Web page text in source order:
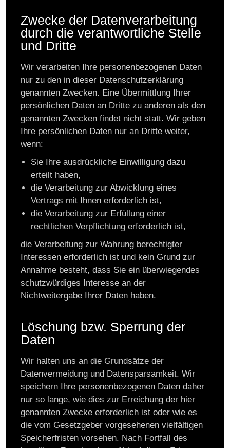
Zwecke der Datenverarbeitung
durch die verantwortliche Stelle
und Dritte
Wir verarbeiten Ihre personenbezogenen Daten
nur zu den in dieser Datenschutzerklärung
genannten Zwecken. Eine Übermittlung Ihrer
persönlichen Daten an Dritte zu anderen als den
genannten Zwecken findet nicht statt. Wir geben
Ihre persönlichen Daten nur an Dritte weiter,
wenn:
Sie Ihre ausdrückliche Einwilligung dazu
erteilt haben,
die Verarbeitung zur Abwicklung eines
Vertrags mit Ihnen erforderlich ist,
die Verarbeitung zur Erfüllung einer
rechtlichen Verpflichtung erforderlich ist,
die Verarbeitung zur Wahrung berechtigter
Interessen erforderlich ist und kein Grund zur
Annahme besteht, dass Sie ein überwiegendes
schutzwürdiges Interesse an der
Nichtweitergabe Ihrer Daten haben.
Löschung bzw. Sperrung der
Daten
Wir halten uns an die Grundsätze der
Datenvermeidung und Datensparsamkeit. Wir
speichern Ihre personenbezogenen Daten daher
nur so lange, wie dies zur Erreichung der hier
genannten Zwecke erforderlich ist oder wie es
die vom Gesetzgeber vorgesehenen vielfältigen
Speicherfristen vorsehen. Nach Fortfall des